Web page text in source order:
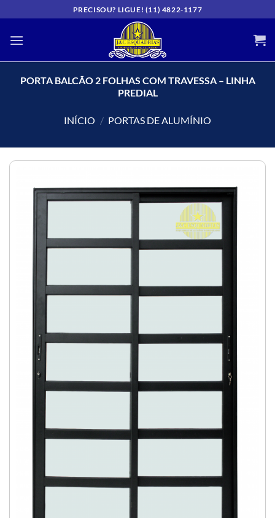
to
content
PRECISOU? LIGUE! (11) 4822-1177
PORTA BALCÃO 2 FOLHAS COM TRAVESSA – LINHA
PREDIAL
INÍCIO / PORTAS DE ALUMÍNIO